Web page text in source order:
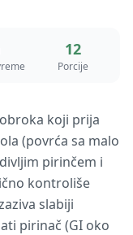
12
Porcije
koji prija
(povrća sa malo
pirinčem i
kontroliše
slabiji
pirinač (GI oko